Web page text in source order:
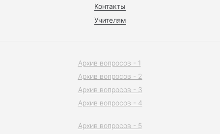
Контакты
Учителям
Архив вопросов - 1
Архив вопросов - 2
Архив вопросов - 3
Архив вопросов - 4
Архив вопросов - 5